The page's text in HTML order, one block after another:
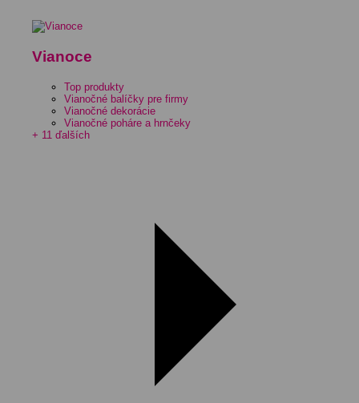
Vianoce
Top produkty
Vianočné balíčky pre firmy
Vianočné dekorácie
Vianočné poháre a hrnčeky
+ 11 ďalších